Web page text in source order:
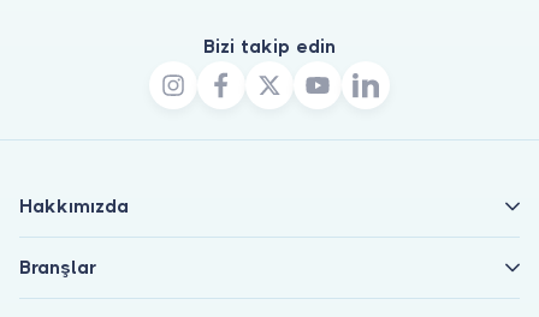
Bizi takip edin
Hakkımızda
Branşlar